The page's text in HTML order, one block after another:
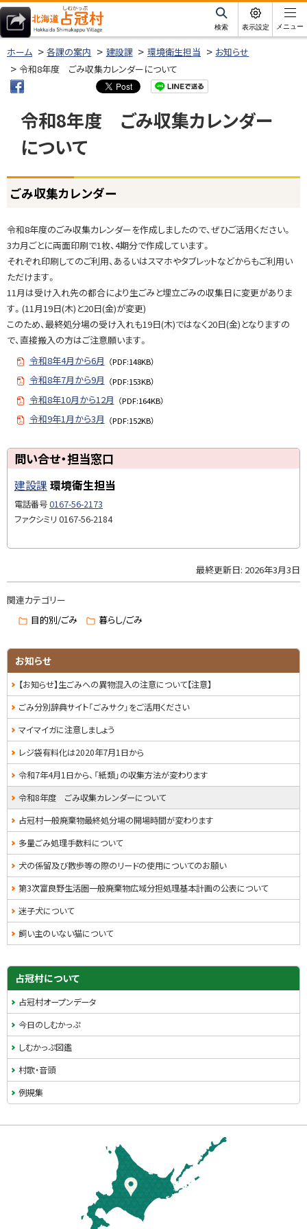
本
文
へ北海道占冠村
サ
イ
ト
内
検索 表示設定 メニュー
ホーム 各課の案内 建設課 環境衛生担当
お知らせ
令和8年度 ごみ収集カレンダーについて
令和8年度 ごみ収集カレンダー
について
ページ内目次
ご
収
集
カ
レ
ン
ダ
ー
当
窓
口
ごみ収集カレンダー
令和8年度のごみ収集カレンダーを作成しましたので、ぜひご活用ください。
3カ月ごとに両面印刷で1枚、4期分で作成しています。
それぞれ印刷してのご利用、あるいはスマホやタブレットなどからもご利用い
ただけます。
11月は受け入れ先の都合により生ごみと埋立ごみの収集日に変更がありま
す。(11月19日(木)と20日(金)が変更)
このため、最終処分場の受け入れも19日(木)ではなく20日(金)となりますの
で、直接搬入の方はご注意願います。
令和8年4月から6月 （PDF:148KB）
令和8年7月から9月 （PDF:153KB）
令和8年10月から12月 （PDF:164KB）
令和9年1月から3月 （PDF:152KB）
ッ
プ
に
戻
問い合せ・担当窓口
建設課 環境衛生担当
電話番号0167-56-2173
ファクシミリ 0167-56-2184
ッ
プ
る
最終更新日: 2026年3月3日
関連カテゴリー
目的別/ごみ
暮らし/ごみ
サ
イ
ド
・
メ
ニ
ュ
ー
お知らせ
【お知らせ】生ごみへの異物混入の注意について【注意】
ごみ分別辞典サイト「ごみサク」をご活用ください
マイマイガに注意しましょう
レジ袋有料化は2020年7月1日から
令和7年4月1日から、「紙類」の収集方法が変わります
令和8年度 ごみ収集カレンダーについて
占冠村一般廃棄物最終処分場の開場時間が変わります
多量ごみ処理手数料について
犬の係留及び散歩等の際のリードの使用についてのお願い
第3次富良野生活圏一般廃棄物広域分担処理基本計画の公表について
迷子犬について
飼い主のいない猫について
占冠村について
占冠村オープンデータ
今日のしむかっぷ
しむかっぷ図鑑
村歌・音頭
例規集